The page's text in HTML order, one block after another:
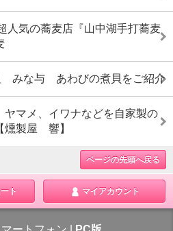
人気の蕎麦店『山中湖手打蕎麦
みな与 あわびの煮貝をご紹介
マメ、イワナなどを自家製の
燻製屋 響】
ページの先頭へ戻る
ト マイアカウント